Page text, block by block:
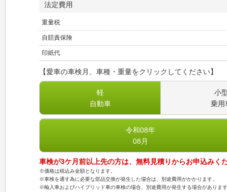
法定費用
重量税
自賠責保険
印紙代
【愛車の車検月、車種・重量をクリックしてください】
軽
自動車
小
乗用
令和08年
08月
車検が3ケ月前以上先の方は、無料見積りからお申込みく
※価格は税込み金額となります。
※車検を通す為に必要な部品交換が発生した場合は、別途費用がかかります。
※輸入車およびハイブリッド車の車検の場合、別途費用が発生する場合があります